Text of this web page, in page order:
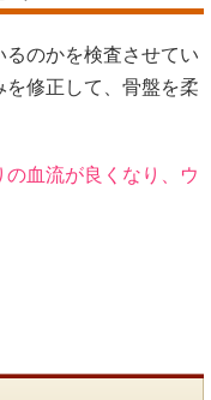
のかを検査させてい
修正して、骨盤を柔
血流が良くなり、ウ